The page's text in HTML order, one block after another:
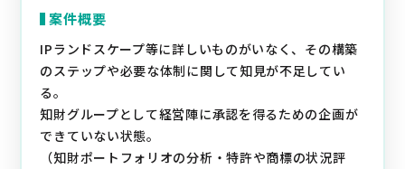
案件概要
IPランドスケープ等に詳しいものがいなく、その構築
のステップや必要な体制に関して知見が不足してい
る。
知財グループとして経営陣に承認を得るための企画が
できていない状態。
（知財ポートフォリオの分析・特許や商標の状況評